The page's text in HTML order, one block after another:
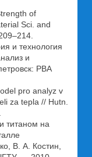
of
Sci. and
и технология
и
РВА
pro analyz v
za tepla // Hutn.
титаном на
В. А. Костин,